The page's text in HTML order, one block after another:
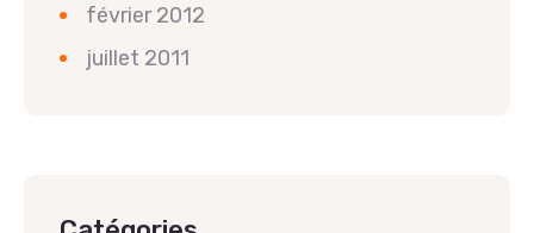
février 2012
juillet 2011